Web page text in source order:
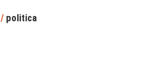
/ politica